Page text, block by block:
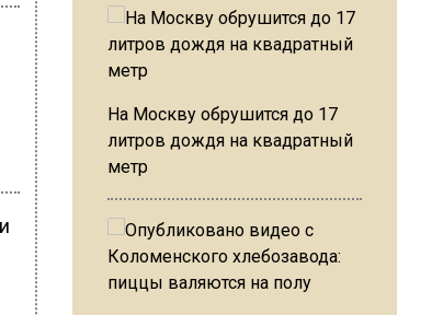
На Москву обрушится до 17
литров дождя на квадратный
метр